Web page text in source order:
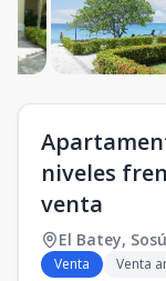
niveles
venta
El Batey,
Venta Venta